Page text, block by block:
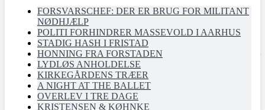
FORSVARSCHEF: DER ER BRUG FOR MILITANT
NØDHJÆLP
POLITI FORHINDRER MASSEVOLD I AARHUS
STADIG HASH I FRISTAD
HONNING FRA FORSTADEN
LYDLØS ANHOLDELSE
KIRKEGÅRDENS TRÆER
A NIGHT AT THE BALLET
OVERLEV I TRE DAGE
KRISTENSEN & KØHNKE